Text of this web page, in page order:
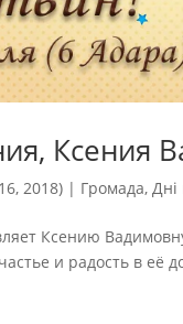
Ксения
2018) | Громада,
Ксению
и радость в её